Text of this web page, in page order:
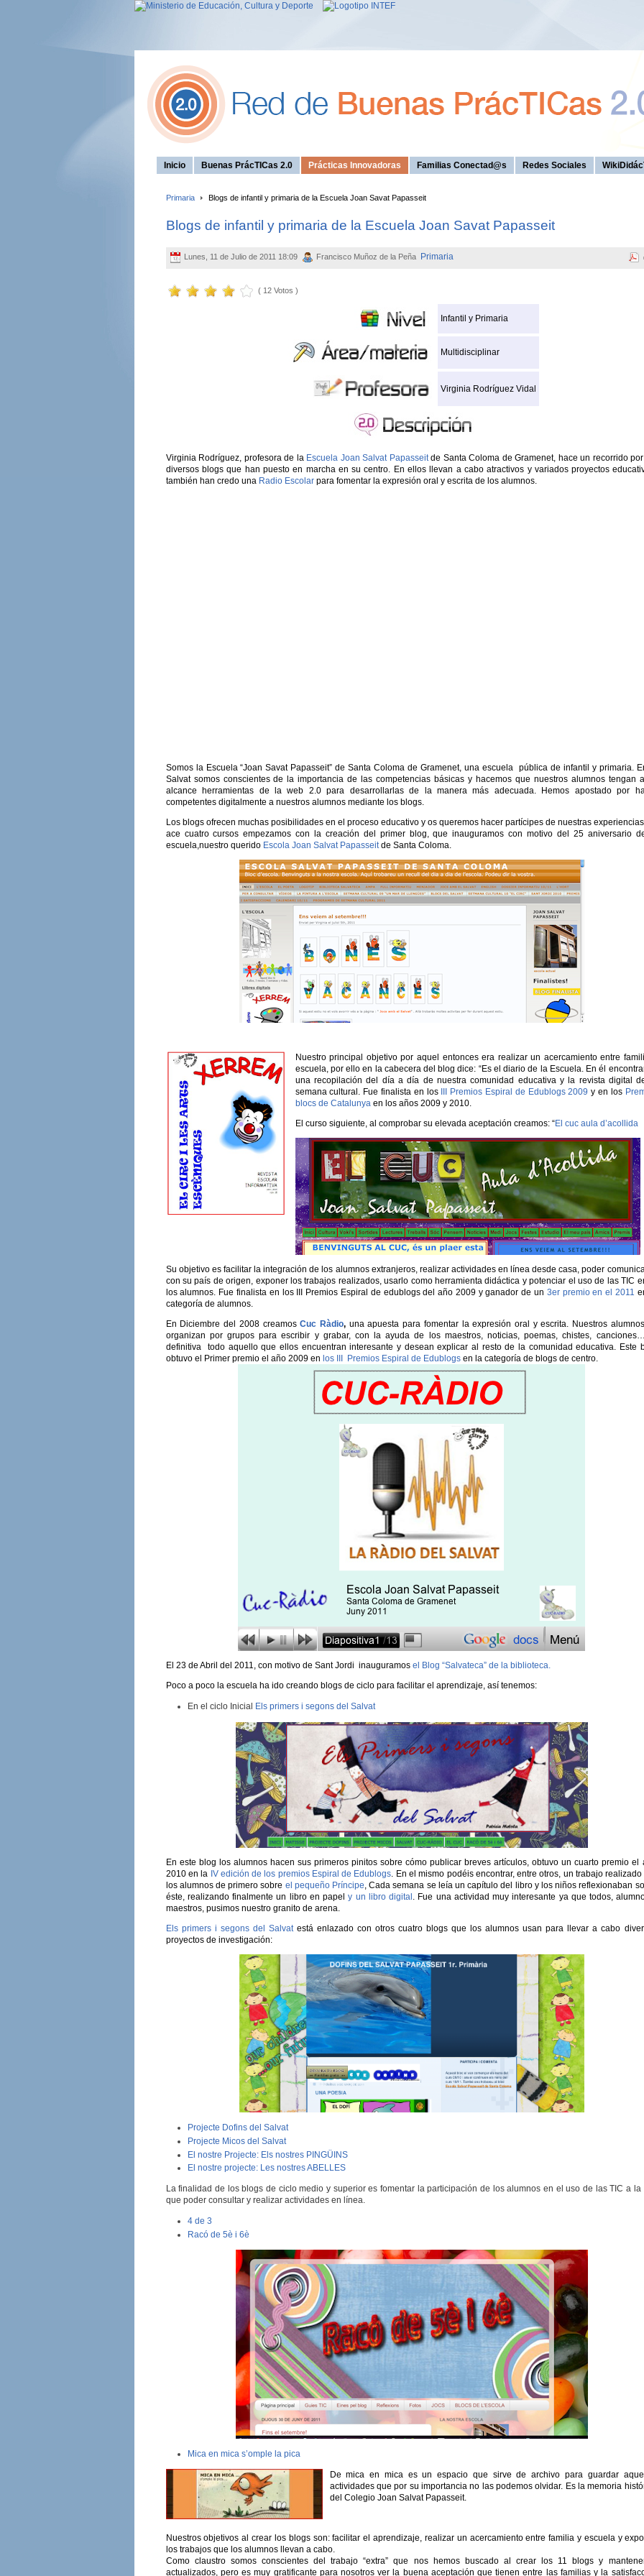
Inicio Buenas PrácTICas 2.0 Prácticas Innovadoras Familias Conectad@s Redes Sociales
Primaria Blogs de infantil y primaria de la Escuela Joan Savat Papasseit
Blogs de infantil y primaria de la Escuela Joan Savat Papasseit
Lunes, 11 de Julio de 2011 18:09 Francisco Muñoz de la Peña Primaria
( 12 Votos )
Infantil y Primaria
Multidisciplinar
Virginia Rodríguez Vidal
Virginia Rodríguez, profesora de la Escuela Joan Salvat Papasseitde Santa Coloma de Gramenet, hace un recorrido
diversos blogs que han puesto en marcha en su centro. En ellos llevan a cabo atractivos y variados proyectos
también han credo unaRadio Escolar para fomentar la expresión oral y escrita de los alumnos.
Somos la Escuela “Joan Savat Papasseit” de Santa Coloma de Gramenet, una escuela pública de infantil y primaria.
Salvat somos conscientes de la importancia de las competencias básicas y hacemos que nuestros alumnos tengan
alcance herramientas de la web 2.0 para desarrollarlas de la manera más adecuada. Hemos apostado por
competentes digitalmente a nuestros alumnos mediante los blogs.
Los blogs ofrecen muchas posibilidades en el proceso educativo y os queremos hacer partícipes de nuestras
ace cuatro cursos empezamos con la creación del primer blog, que inauguramos con motivo del 25 aniversario
escuela,nuestro queridoEscola Joan Salvat Papasseitde Santa Coloma.
Nuestro principal objetivo por aquel entonces era realizar un acercamiento entre
escuela, por ello en la cabecera del blog dice: “Es el diario de la Escuela. En él
una recopilación del día a día de nuestra comunidad educativa y la revista digital
semana cultural. Fue finalista en losIII Premios Espiral de Edublogs 2009 y en los
blocs de Catalunyaen los años 2009 y 2010.
El curso siguiente, al comprobar su elevada aceptación creamos: “El cuc aula d’acollida
Su objetivo es facilitar la integración de los alumnos extranjeros, realizar actividades en línea desde casa, poder
con su país de origen, exponer los trabajos realizados, usarlo como herramienta didáctica y potenciar el uso de las TIC
los alumnos. Fue finalista en los III Premios Espiral de edublogs del año 2009 y ganador de un 3er premio en el 2011
categoría de alumnos.
En Diciembre del 2008 creamosCuc Ràdio, una apuesta para fomentar la expresión oral y escrita. Nuestros
organizan por grupos para escribir y grabar, con la ayuda de los maestros, noticias, poemas, chistes,
definitiva todo aquello que ellos encuentran interesante y desean explicar al resto de la comunidad educativa. Este
obtuvo el Primer premio el año 2009 en los III Premios Espiral de Edublogsen la categoría de blogs de centro.
El 23 de Abril del 2011, con motivo de Sant Jordi inauguramos el Blog “Salvateca” de la biblioteca.
Poco a poco la escuela ha ido creando blogs de ciclo para facilitar el aprendizaje, así tenemos:
En el ciclo Inicial Els primers i segons del Salvat
En este blog los alumnos hacen sus primeros pinitos sobre cómo publicar breves artículos, obtuvo un cuarto premio el
2010 en la IV edición de los premios Espiral de Edublogs. En el mismo podéis encontrar, entre otros, un trabajo realizado
los alumnos de primero sobre el pequeño Príncipe, Cada semana se leía un capítulo del libro y los niños reflexionaban
éste, realizando finalmente un libro en papel y un libro digital . Fue una actividad muy interesante ya que todos,
maestros, pusimos nuestro granito de arena.
Els primers i segons del Salvatestá enlazado con otros cuatro blogs que los alumnos usan para llevar a cabo
proyectos de investigación:
Projecte Dofins del Salvat
Projecte Micos del Salvat
El nostre Projecte: Els nostres PINGÜINS
El nostre projecte: Les nostres ABELLES
La finalidad de los blogs de ciclo medio y superior es fomentar la participación de los alumnos en el uso de las TIC a la
que poder consultar y realizar actividades en línea.
4 de 3
Racó de 5è i 6è
Mica en mica s’omple la pica
De mica en mica es un espacio que sirve de archivo para guardar
actividades que por su importancia no las podemos olvidar. Es la memoria
del Colegio Joan Salvat Papasseit.
Nuestros objetivos al crear los blogs son: facilitar el aprendizaje, realizar un acercamiento entre familia y escuela y
los trabajos que los alumnos llevan a cabo.
Como claustro somos conscientes del trabajo “extra” que nos hemos buscado al crear los 11 blogs y
actualizados, pero es muy gratificante para nosotros ver la buena aceptación que tienen entre las familias y la